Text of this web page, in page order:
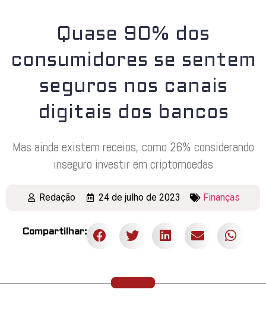
Quase 90% dos
consumidores se sentem
seguros nos canais
digitais dos bancos
Mas ainda existem receios, como 26% considerando
inseguro investir em criptomoedas
Redação 24 de julho de 2023 Finanças
Compartilhar: